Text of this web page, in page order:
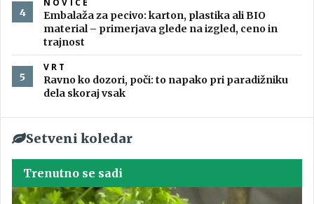
Embalaža za pecivo: karton, plastika ali BIO
material – primerjava glede na izgled, ceno in
trajnost
VRT
Ravno ko dozori, poči: to napako pri paradižniku
dela skoraj vsak
Setveni koledar
Trenutno se sadi